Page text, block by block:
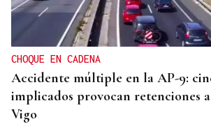
Un herido en la colisión entre dos
entrada a las termas de Outariz
CHOQUE EN CADENA
Accidente múltiple en la AP-9:
implicados provocan retenciones
Vigo